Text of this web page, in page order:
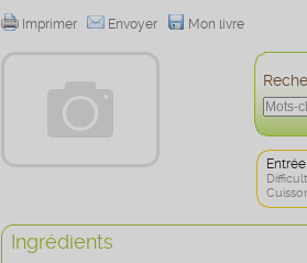
Imprimer Envoyer Mon livre
Entrée
Ingrédients